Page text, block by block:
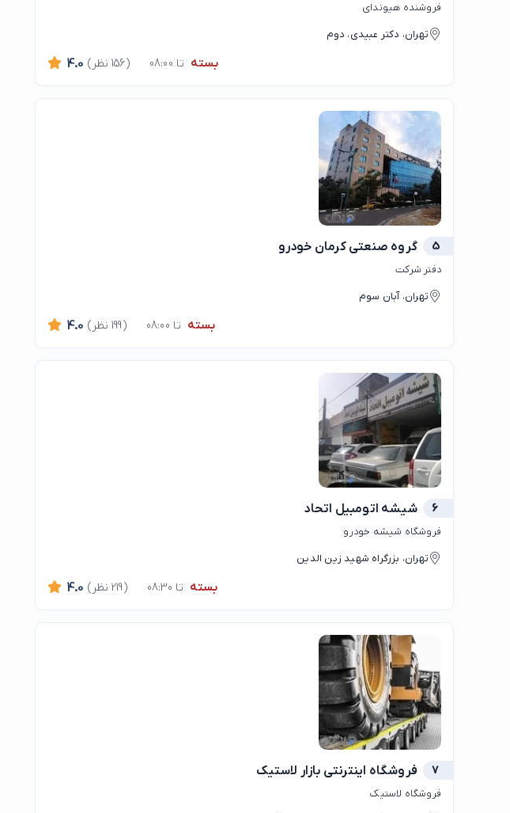
فروشنده هیوندای
تهران، دکتر عبیدی، دوم
بسته تا 08:00 4.0 (156 نظر)
5 گروه صنعتی کرمان خودرو
دفتر شرکت
تهران، آبان سوم
بسته تا 08:00 4.0 (199 نظر)
6 شیشه اتومبیل اتحاد
فروشگاه شیشه خودرو
تهران، بزرگراه شهید زین الدین
بسته تا 08:30 4.0 (219 نظر)
7 فروشگاه اينترنتی بازار لاستيک
فروشگاه لاستیک